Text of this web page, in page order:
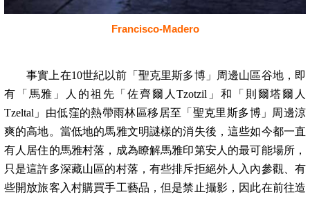
Francisco-Madero
事實上在10世紀以前「聖克里斯多博」周邊山區谷地，即
有「馬雅」人的祖先「佐齊爾人Tzotzil 」和「則爾塔爾人
Tzeltal 」由低窪的熱帶雨林區移居至「聖克里斯多博」周邊涼
爽的高地。當低地的馬雅文明謎樣的消失後，這些如今都一直
有人居住的馬雅村落，成為瞭解馬雅印第安人的最可能場所，
只是這許多深藏山區的村落，有些排斥拒絕外人入內參觀、有
些開放旅客入村購買手工藝品，但是禁止攝影，因此在前往造